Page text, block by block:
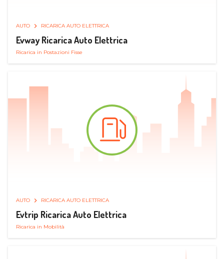
AUTO RICARICA AUTO ELETTRICA
Evway Ricarica Auto Elettrica
Ricarica in Postazioni Fisse
AUTO RICARICA AUTO ELETTRICA
Evtrip Ricarica Auto Elettrica
Ricarica in Mobilità